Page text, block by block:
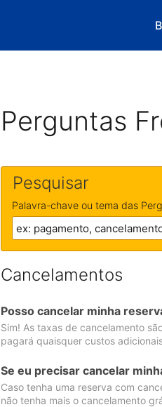
Perguntas
Pesquisar
Palavra-chave ou tema das
Cancelamentos
Posso cancelar minha
Sim! As taxas de cancelamento
pagará quaisquer custos
Se eu precisar cancelar
Caso tenha uma reserva com
não tenha mais o cancelamento